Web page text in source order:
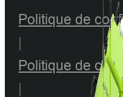
Politique de
|
Politique de
|